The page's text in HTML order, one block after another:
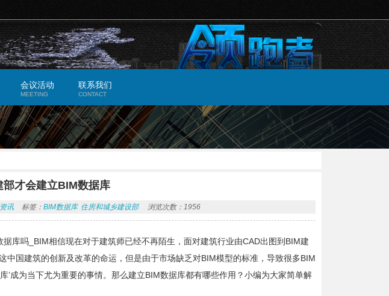
会议活动
MEETING
联系我们
CONTACT
...
绿色的
才会建立BIM数据库
讯 标签： BIM数据库 住房和城乡建设部 浏览次数：1956
据库吗_BIM相信现在对于建筑师已经不再陌生，面对建筑行业由CAD出图到BIM建
中国建筑的创新及改革的命运，但是由于市场缺乏对BIM模型的标准，导致很多BIM
’成为当下尤为重要的事情。那么建立BIM数据库都有哪些作用？小编为大家简单解